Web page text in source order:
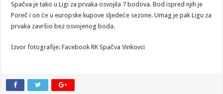
Spačva je tako u Ligi za prvaka osvojila 7 bodova. Bod ispred njih je
Poreč i on će u europske kupove sljedeće sezone. Umag je pak Ligu za
prvaka završio bez osvojenog boda.
Izvor fotografije: Facebook RK Spačva Vinkovci